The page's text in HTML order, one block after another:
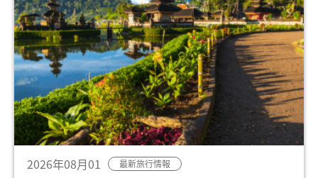
2026年08月01 最新旅行情報